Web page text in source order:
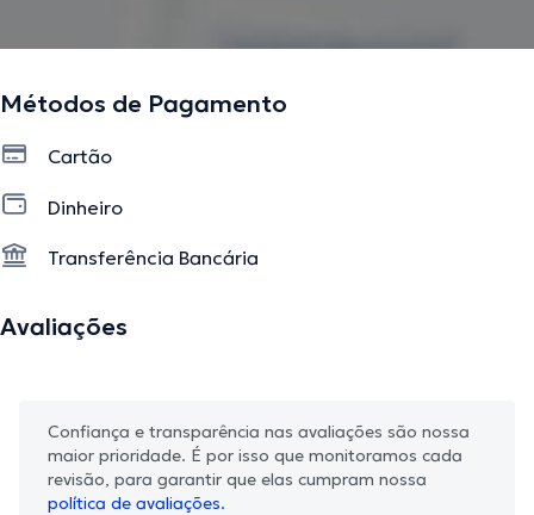
Métodos de Pagamento
Cartão
Dinheiro
Transferência Bancária
Avaliações
Confiança e transparência nas avaliações são nossa
maior prioridade. É por isso que monitoramos cada
revisão, para garantir que elas cumpram nossa
política de avaliações.